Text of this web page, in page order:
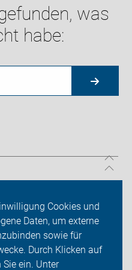
Cookies und
Daten, um externe
sowie für
Durch Klicken auf
Sie ein. Unter
was
habe: